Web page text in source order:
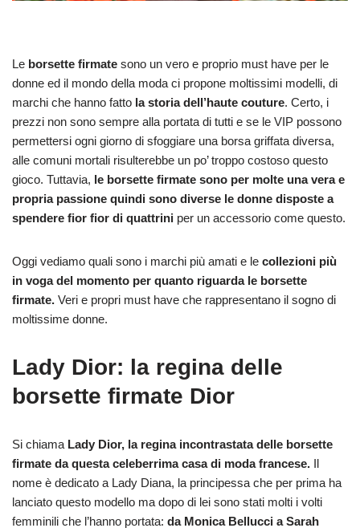
Le borsette firmate sono un vero e proprio must have per le
donne ed il mondo della moda ci propone moltissimi modelli, di
marchi che hanno fatto la storia dell’haute couture. Certo, i
prezzi non sono sempre alla portata di tutti e se le VIP possono
permettersi ogni giorno di sfoggiare una borsa griffata diversa,
alle comuni mortali risulterebbe un po’ troppo costoso questo
gioco. Tuttavia, le borsette firmate sono per molte una vera e
propria passione quindi sono diverse le donne disposte a
spendere fior fior di quattrini per un accessorio come questo.
Oggi vediamo quali sono i marchi più amati e le collezioni più
in voga del momento per quanto riguarda le borsette
firmate. Veri e propri must have che rappresentano il sogno di
moltissime donne.
Lady Dior: la regina delle
borsette firmate Dior
Si chiama Lady Dior, la regina incontrastata delle borsette
firmate da questa celeberrima casa di moda francese. Il
nome è dedicato a Lady Diana, la principessa che per prima ha
lanciato questo modello ma dopo di lei sono stati molti i volti
femminili che l’hanno portata: da Monica Bellucci a Sarah